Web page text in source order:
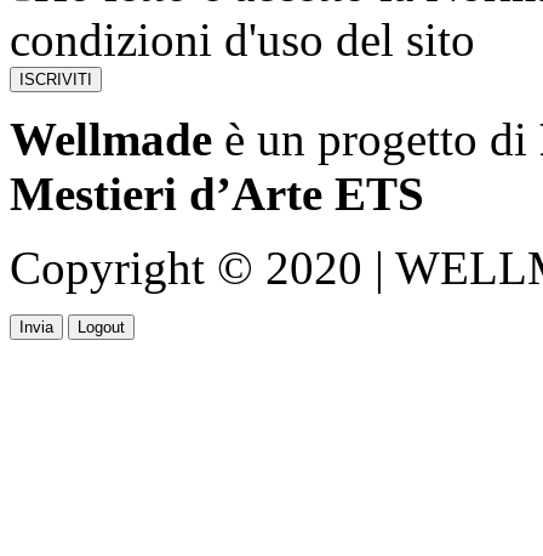
condizioni d'uso del sito
Wellmade è un progetto di
Mestieri d’Arte ETS
Copyright © 2020 |
Invia Logout